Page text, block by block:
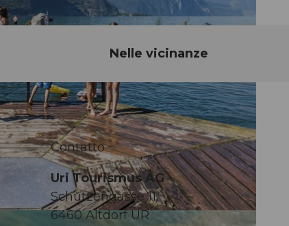
Nelle vicinanze
Contatto
Uri Tourismus AG
Schützengasse 11
6460Altdorf UR